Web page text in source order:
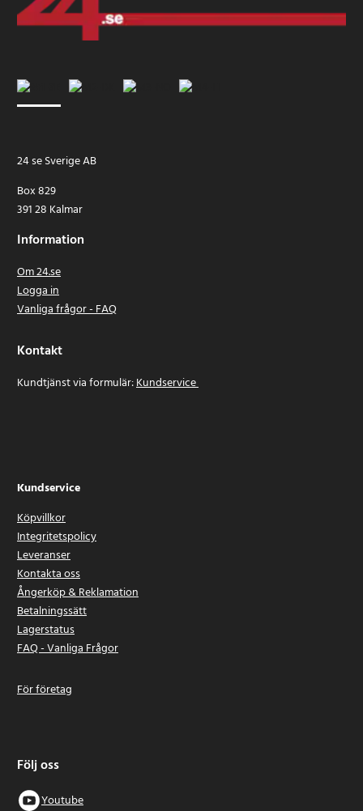
24 se Sverige AB
Box 829
391 28 Kalmar
Information
Om 24.se
Logga in
Vanliga frågor - FAQ
Kontakt
Kundtjänst via formulär:Kundservice
Kundservice
Köpvillkor
Integritetspolicy
Leveranser
Kontakta oss
Ångerköp & Reklamation
Betalningssätt
Lagerstatus
FAQ - Vanliga Frågor
För företag
Följ oss
Youtube